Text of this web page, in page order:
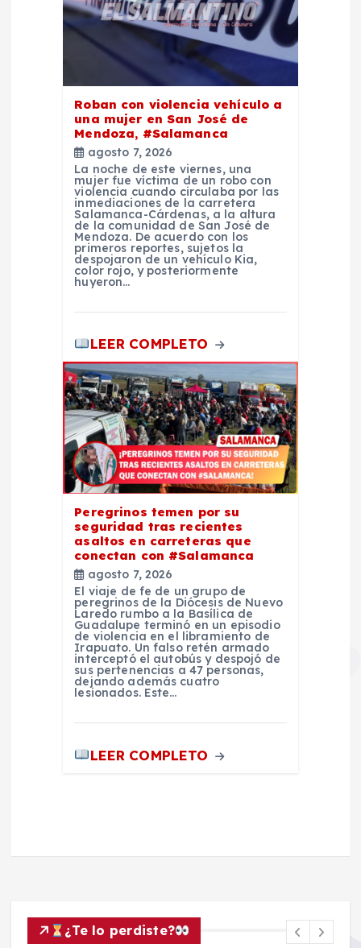
Roban con violencia vehículo a
una mujer en San José de
Mendoza, #Salamanca
agosto 7, 2026
La noche de este viernes, una
mujer fue víctima de un robo con
violencia cuando circulaba por las
inmediaciones de la carretera
Salamanca-Cárdenas, a la altura
de la comunidad de San José de
Mendoza. De acuerdo con los
primeros reportes, sujetos la
despojaron de un vehículo Kia,
color rojo, y posteriormente
huyeron…
LEER COMPLETO
Peregrinos temen por su
seguridad tras recientes
asaltos en carreteras que
conectan con #Salamanca
agosto 7, 2026
El viaje de fe de un grupo de
peregrinos de la Diócesis de Nuevo
Laredo rumbo a la Basílica de
Guadalupe terminó en un episodio
de violencia en el libramiento de
Irapuato. Un falso retén armado
interceptó el autobús y despojó de
sus pertenencias a 47 personas,
dejando además cuatro
lesionados. Este…
LEER COMPLETO
¿Te lo perdiste?